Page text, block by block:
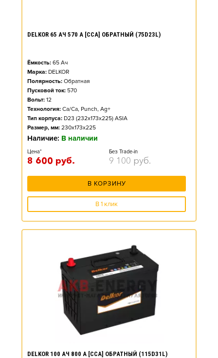
DELKOR 65 АЧ 570 А [CCA] ОБРАТНЫЙ (75D23L)
Ёмкость: 65 Ач
Марка: DELKOR
Полярность: Обратная
Пусковой ток: 570
Вольт: 12
Технология: Ca/Ca, Punch, Ag+
Тип корпуса: D23 (232x173x225) ASIA
Размер, мм: 230x173x225
Наличие: В наличии
Цена*
8 600 руб.
Без Trade-in
9 100 руб.
В КОРЗИНУ
В 1 клик
DELKOR 100 АЧ 800 А [CCA] ОБРАТНЫЙ (115D31L)